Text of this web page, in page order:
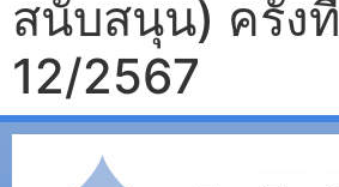
สนับสนุน) ครั้งที่
12/2567